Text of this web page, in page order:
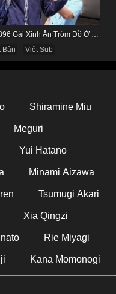
Bản
Việt Sub
Shiramine Miu
Meguri
Yui Hatano
Minami Aizawa
Tsumugi Akari
Xia Qingzi
Rie Miyagi
Kana Momonogi